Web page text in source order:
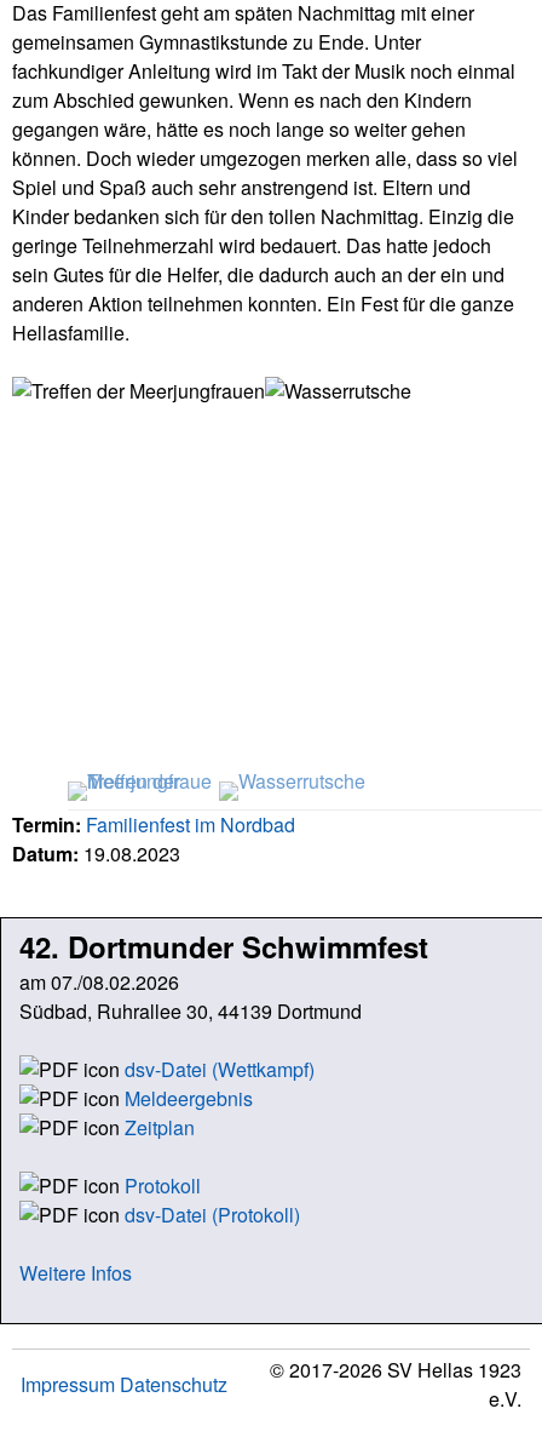
Das Familienfest geht am späten Nachmittag mit einer
gemeinsamen Gymnastikstunde zu Ende. Unter
fachkundiger Anleitung wird im Takt der Musik noch einmal
zum Abschied gewunken. Wenn es nach den Kindern
gegangen wäre, hätte es noch lange so weiter gehen
können. Doch wieder umgezogen merken alle, dass so viel
Spiel und Spaß auch sehr anstrengend ist. Eltern und
Kinder bedanken sich für den tollen Nachmittag. Einzig die
geringe Teilnehmerzahl wird bedauert. Das hatte jedoch
sein Gutes für die Helfer, die dadurch auch an der ein und
anderen Aktion teilnehmen konnten. Ein Fest für die ganze
Hellasfamilie.
Treffen der
Termin: Familienfest im Nordbad
Datum: 19.08.2023
42. Dortmunder Schwimmfest
am 07./08.02.2026
Südbad, Ruhrallee 30, 44139 Dortmund
dsv-Datei (Wettkampf)
Meldeergebnis
Zeitplan
Protokoll
dsv-Datei (Protokoll)
Weitere Infos
Impressum Datenschutz
© 2017-2026 SV Hellas 1923
e.V.